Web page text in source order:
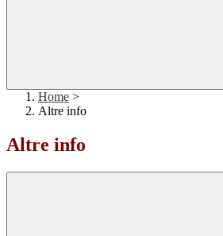
Home >
Altre info
Altre info